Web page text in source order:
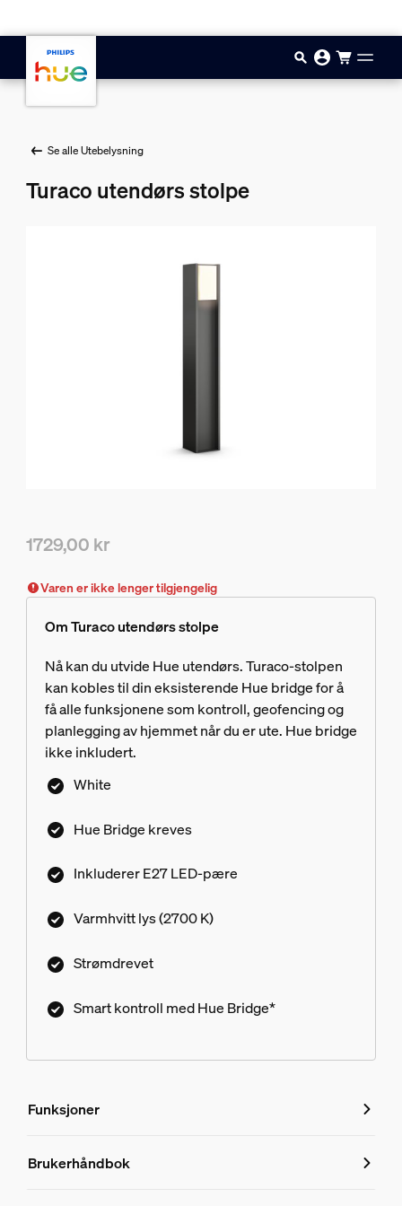
Se alle Utebelysning
Turaco utendørs stolpe
1729,00 kr
Varen er ikke lenger tilgjengelig
Om Turaco utendørs stolpe
Nå kan du utvide Hue utendørs. Turaco-stolpen
kan kobles til din eksisterende Hue bridge for å
få alle funksjonene som kontroll, geofencing og
planlegging av hjemmet når du er ute. Hue bridge
ikke inkludert.
White
Hue Bridge kreves
Inkluderer E27 LED-pære
Varmhvitt lys (2700 K)
Strømdrevet
Smart kontroll med Hue Bridge*
Funksjoner
Funksjoner
Brukerhåndbok